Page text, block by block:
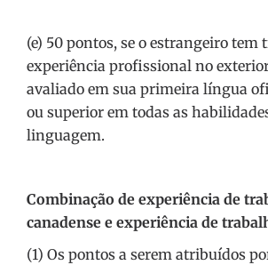
(e) 50 pontos, se o estrangeiro tem
experiência profissional no
avaliado em sua primeira língua
ou superior em todas as
linguagem.
Combinação de experiência de
canadense e experiência de
(1) Os pontos a serem atribuídos